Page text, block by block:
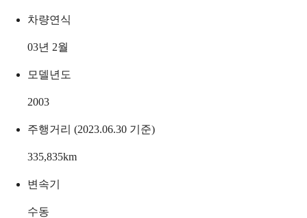
차량연식
03년 2월
모델년도
2003
주행거리 (2023.06.30 기준)
335,835km
변속기
수동